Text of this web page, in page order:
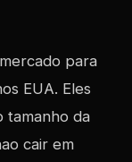
para
EUA. Eles
tamanho da
cair em